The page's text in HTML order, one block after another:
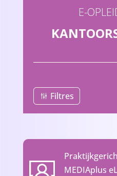
E-
Filtres
MEDIAplus